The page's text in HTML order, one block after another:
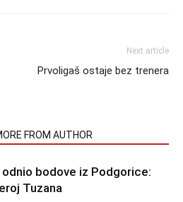
Next article
Prvoligaš ostaje bez trenera
FROM AUTHOR
bodove iz Podgorice:
Tuzana